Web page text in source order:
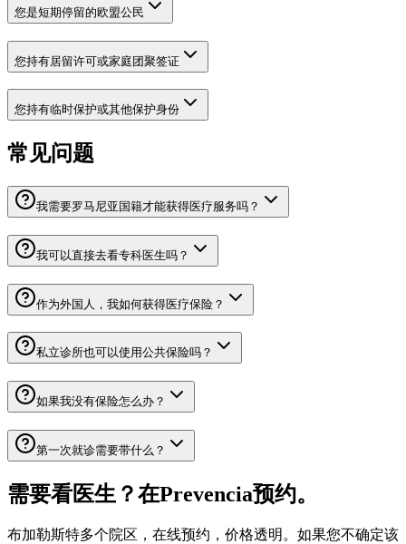
您是短期停留的欧盟公民
您持有居留许可或家庭团聚签证
您持有临时保护或其他保护身份
常见问题
我需要罗马尼亚国籍才能获得医疗服务吗？
我可以直接去看专科医生吗？
作为外国人，我如何获得医疗保险？
私立诊所也可以使用公共保险吗？
如果我没有保险怎么办？
第一次就诊需要带什么？
需要看医生？在Prevencia预约。
布加勒斯特多个院区，在线预约，价格透明。如果您不确定该